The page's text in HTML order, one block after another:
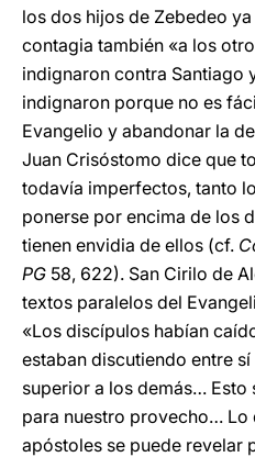
los dos hijos de Zebedeo
contagia también «a los
indignaron contra Santiago
indignaron porque no es
Evangelio y abandonar la
Juan Crisóstomo dice que
todavía imperfectos, tanto
ponerse por encima de los
tienen envidia de ellos (cf.
PG 58, 622). San Cirilo de
textos paralelos del
«Los discípulos habían
estaban discutiendo entre
superior a los demás…
para nuestro provecho… Lo
apóstoles se puede revelar